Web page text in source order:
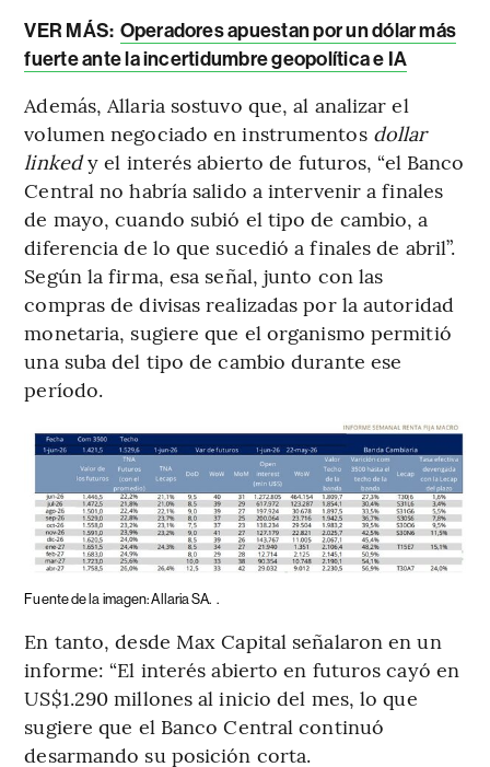
VER MÁS: Operadores apuestan por un dólar más
fuerte ante la incertidumbre geopolítica e IA
Además, Allaria sostuvo que, al analizar el
volumen negociado en instrumentos dollar
linkedy el interés abierto de futuros, “el Banco
Central no habría salido a intervenir a finales
de mayo, cuando subió el tipo de cambio, a
diferencia de lo que sucedió a finales de abril”.
Según la firma, esa señal, junto con las
compras de divisas realizadas por la autoridad
monetaria, sugiere que el organismo permitió
una suba del tipo de cambio durante ese
período.
Fuente de la imagen: Allaria SA. .
En tanto, desde Max Capital señalaron en un
informe: “El interés abierto en futuros cayó en
US$1.290 millones al inicio del mes, lo que
sugiere que el Banco Central continuó
desarmando su posición corta.